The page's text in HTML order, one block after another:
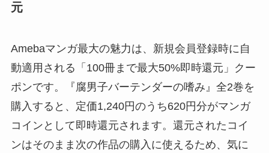
元
Amebaマンガ最大の魅力は、新規会員登録時に自
動適用される「100冊まで最大50%即時還元」クー
ポンです。『腐男子バーテンダーの嗜み』全2巻を
購入すると、定価1,240円のうち620円分がマンガ
コインとして即時還元されます。還元されたコイ
ンはそのまま次の作品の購入に使えるため、気に